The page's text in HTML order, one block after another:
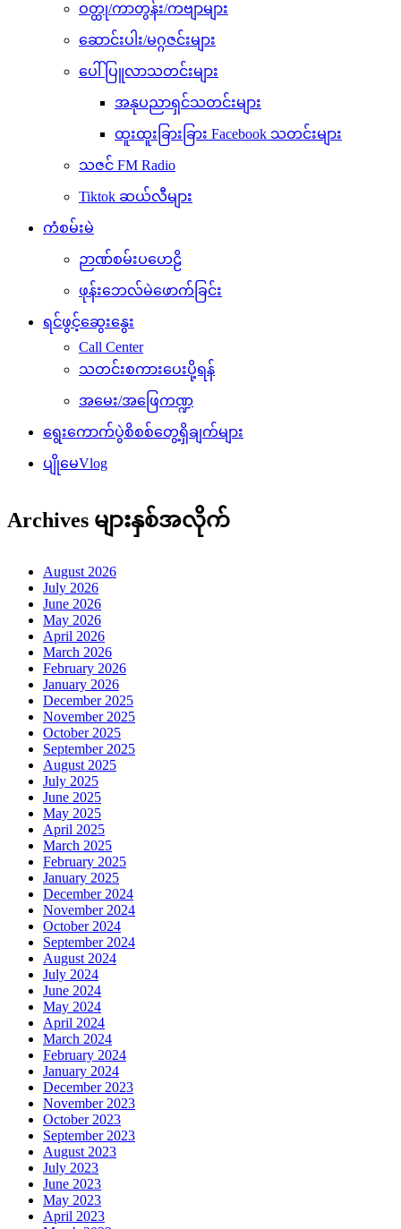
ဝတ္ထု/ကာတွန်း/ကဗျာများ
ဆောင်းပါး/မဂ္ဂဇင်းများ
ပေါ်ပြူလာသတင်းများ
အနုပညာရှင်သတင်းများ
ထူးထူးခြားခြား Facebook သတင်းများ
သဇင် FM Radio
Tiktok ဆယ်လီများ
ကံစမ်းမဲ
ဉာဏ်စမ်းပဟေဠိ
ဖုန်းဘေလ်မဲဖောက်ခြင်း
ရင်ဖွင့်ဆွေးနွေး
Call Center
သတင်းစကားပေးပို့ရန်
အမေး/အဖြေကဏ္ဍ
ရွေးကောက်ပွဲစိစစ်တွေ့ရှိချက်များ
ပျိုမေVlog
Archives များနှစ်အလိုက်
August 2026
July 2026
June 2026
May 2026
April 2026
March 2026
February 2026
January 2026
December 2025
November 2025
October 2025
September 2025
August 2025
July 2025
June 2025
May 2025
April 2025
March 2025
February 2025
January 2025
December 2024
November 2024
October 2024
September 2024
August 2024
July 2024
June 2024
May 2024
April 2024
March 2024
February 2024
January 2024
December 2023
November 2023
October 2023
September 2023
August 2023
July 2023
June 2023
May 2023
April 2023